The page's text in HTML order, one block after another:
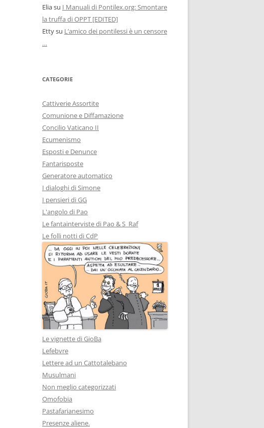
Eliasu I Manuali di Pontilex.org: Smontare
la truffa di OPPT [EDITED]
Ettysu L’amico dei pontilessi è un censore
…
CATEGORIE
Cattiverie Assortite
Comunione e Diffamazione
Concilio Vaticano II
Ecumenismo
Esposti e Denunce
Fantarisposte
Generatore automatico
I dialoghi di Simone
I pensieri di GG
L'angolo di Pao
Le fantainterviste di Pao & S_Raf
Le folli notti di CdP
Le vignette di GioBa
Lefebvre
Lettere ad un Cattotalebano
Musulmani
Non meglio categorizzati
Omofobia
Pastafarianesimo
Presenze aliene.